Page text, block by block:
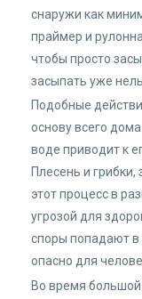
снаружи как
праймер и
чтобы просто
засыпать уже
Подобные
основу всего
воде приводит к
Плесень и грибки,
этот процесс в
угрозой для
споры попадают в
опасно для
Во время